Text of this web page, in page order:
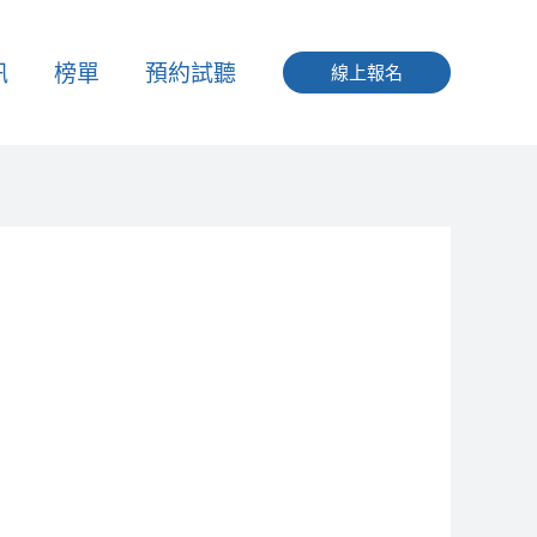
榜單 預約試聽 線上報名